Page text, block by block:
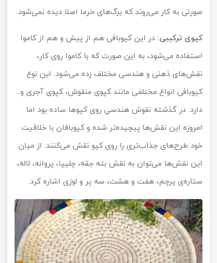
صورتی به کار می‌روند که برگ‌های خرما اصلا دیده نمی‌شود.
کپوی ترکیبی: در این کپوبافی هم از پیش و هم از کاموا
استفاده می‌شود، به این صورت که با کاموا روی کار،
نقش‌های ذهنی و هندسی مختلف زده می‌شود. این نوع
کپوبافی انواع مختلفی مانند کپوی منقوش، کپوی آجری و...
دارد. در گذشته نقوش هندسیِ روی کپوها ساده بود اما
امروزه این نقش‌ها پیچیده‌تر شده و کپوبافان با خلاقیت
خود طرح‌های جذاب‌تری را روی کپو نقش می‌کنند. از میان
این نقش‌ها می‌توان به نقش بته جقه، چلیپا، پروانه، لاله،
ستاره‌ی پرچم، هفت و هشت، سه پر و لوزی اشاره کرد.